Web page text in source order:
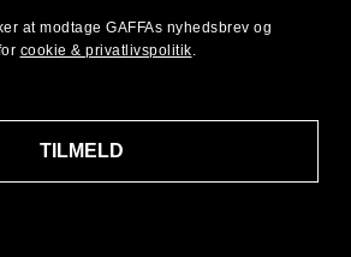
TILMELD
at modtage GAFFAs nyhedsbrev og
cookie & privatlivspolitik